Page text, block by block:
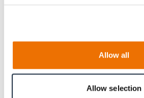
Allow all
Allow selection
Planetengetriebe
Planetenstufe
Powerpacks